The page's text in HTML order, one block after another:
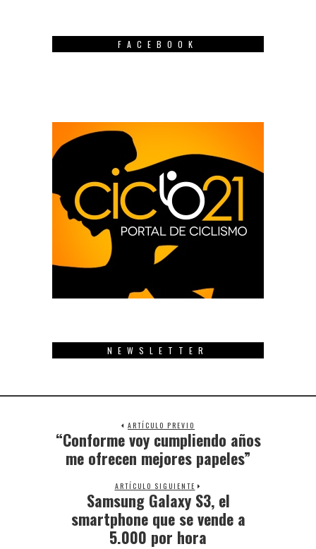
FACEBOOK
NEWSLETTER
ARTÍCULO PREVIO
Previous
post:
“Conforme voy cumpliendo años
me ofrecen mejores papeles”
ARTÍCULO SIGUIENTE
Next
Samsung Galaxy S3, el
smartphone que se vende a
5.000 por hora